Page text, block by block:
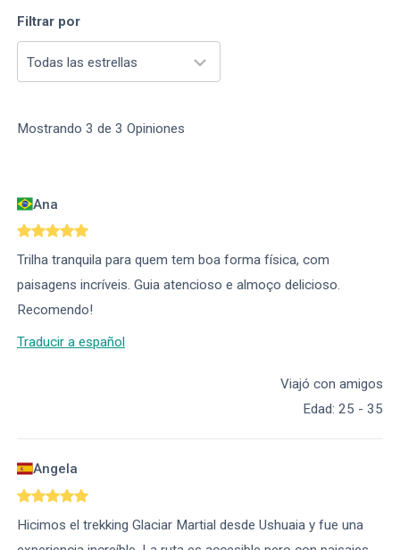
Filtrar por
Todas las estrellas
Mostrando 3 de 3 Opiniones
Ana
Trilha tranquila para quem tem boa forma física, com
paisagens incríveis. Guia atencioso e almoço delicioso.
Recomendo!
Traducir a español
Viajó con amigos
Edad: 25 - 35
Angela
Hicimos el trekking Glaciar Martial desde Ushuaia y fue una